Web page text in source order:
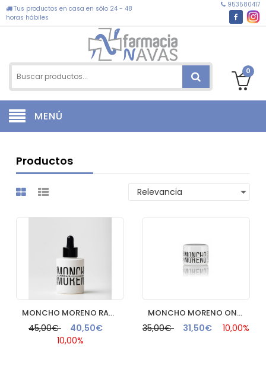
Tus productos en casa en sólo 24 - 48
horas hábiles
953580417
0
MENÚ
Productos
MONCHO MORENO RAPUNHAIR 70ML
45,00€
40,50€
10,00%
MONCHO MORENO ONE MINUTE WONDER 250ML
35,00€ 31,50€ 10,00%